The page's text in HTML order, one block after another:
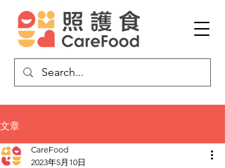
文章
CareFood
2023年5月10日